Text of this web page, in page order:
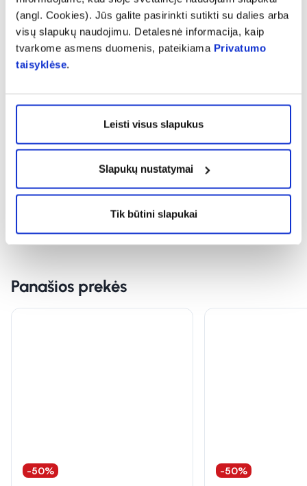
(angl. Cookies). Jūs galite pasirinkti sutikti su dalies arba
visų slapukų naudojimu. Detalesnė informacija, kaip
tvarkome asmens duomenis, pateikiama Privatumo
taisyklėse.
Leisti visus slapukus
Slapukų nustatymai
Tik būtini slapukai
Charakteristika
Panašios prekės
-50% -50%